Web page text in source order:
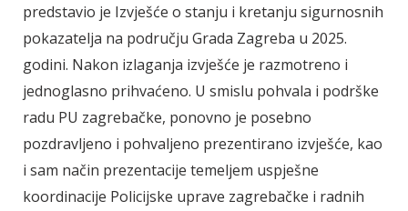
predstavio je Izvješće o stanju i kretanju sigurnosnih
pokazatelja na području Grada Zagreba u 2025.
godini. Nakon izlaganja izvješće je razmotreno i
jednoglasno prihvaćeno. U smislu pohvala i podrške
radu PU zagrebačke, ponovno je posebno
pozdravljeno i pohvaljeno prezentirano izvješće, kao
i sam način prezentacije temeljem uspješne
koordinacije Policijske uprave zagrebačke i radnih